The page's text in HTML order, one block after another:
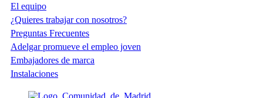
El equipo
¿Quieres trabajar con nosotros?
Preguntas Frecuentes
Adelgar promueve el empleo joven
Embajadores de marca
Instalaciones